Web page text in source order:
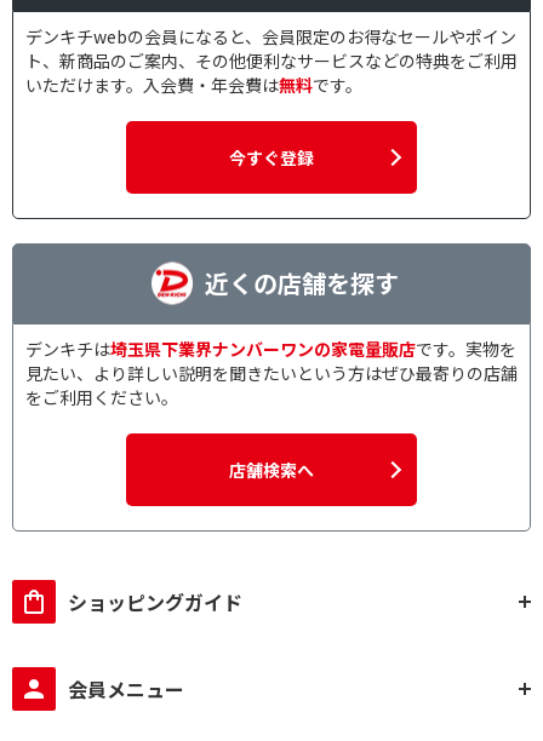
デンキチwebの会員になると、会員限定のお得なセールやポイン
ト、新商品のご案内、その他便利なサービスなどの特典をご利用
いただけます。入会費・年会費は無料です。
今すぐ登録
近くの店舗を探す
デンキチは埼玉県下業界ナンバーワンの家電量販店です。実物を
見たい、より詳しい説明を聞きたいという方はぜひ最寄りの店舗
をご利用ください。
店舗検索へ
ショッピングガイド
会員メニュー